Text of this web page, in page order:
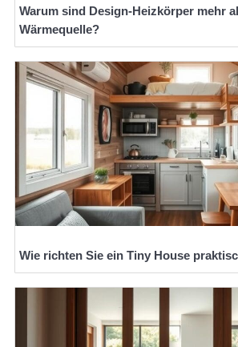
Warum sind Design-Heizkörper mehr
Wärmequelle?
Wie richten Sie ein Tiny House